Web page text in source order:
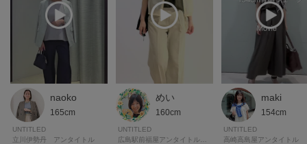
naoko
165cm
UNTITLED
立川伊勢丹 アンタイトル
めい
160cm
UNTITLED
maki
154cm
UNTITLED
高崎高島屋アンタイトル